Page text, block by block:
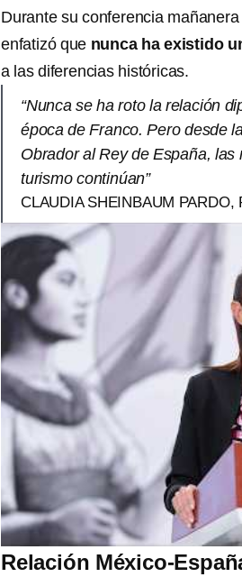
Durante su conferencia
enfatizó que nunca ha existido
a las diferencias históricas.
“Nunca se ha roto la relación
época de Franco. Pero desde
Obrador al Rey de España,
turismo continúan”
CLAUDIA SHEINBAUM PARDO,
Relación México-